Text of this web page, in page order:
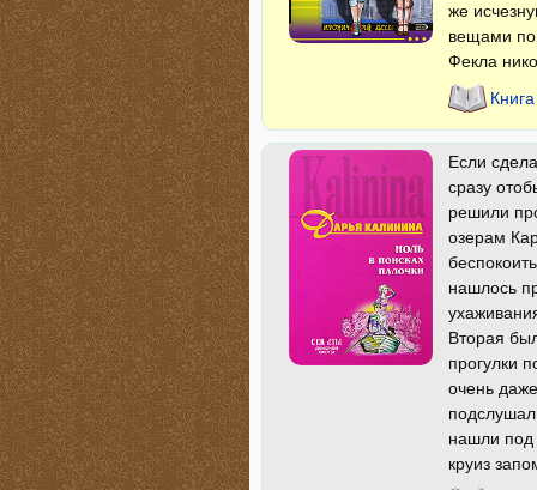
же
вещами
Фекла
Если
сразу
решили
озерам
нашлось
Вторая
прогулки
очень
нашли под
круиз